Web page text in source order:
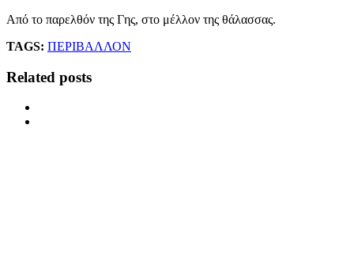
Από το παρελθόν της Γης, στο μέλλον της θάλασσας.
TAGS: ΠΕΡΙΒΑΛΛΟΝ
Related posts